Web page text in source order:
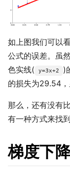
如上图我们可以
公式的误差。虽
色实线(
y=3x+2 )
的损失为29.54，
那么，还有没有
有一种方式来找
梯度下